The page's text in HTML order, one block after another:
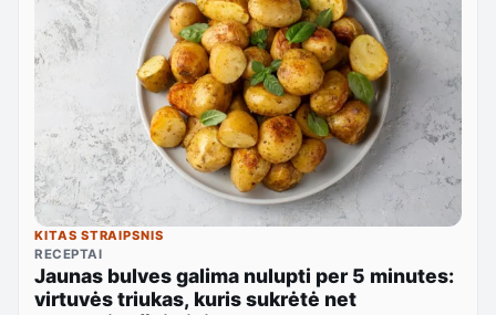
KITAS STRAIPSNIS
RECEPTAI
Jaunas bulves galima nulupti per 5 minutes:
virtuvės triukas, kuris sukrėtė net